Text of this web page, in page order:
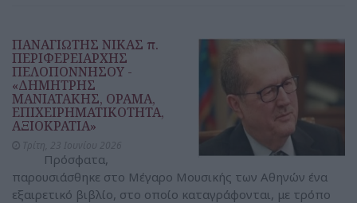
ΠΑΝΑΓΙΩΤΗΣ ΝΙΚΑΣ π.
ΠΕΡΙΦΕΡΕΙΑΡΧΗΣ
ΠΕΛΟΠΟΝΝΗΣΟΥ -
«ΔΗΜΗΤΡΗΣ
ΜΑΝΙΑΤΑΚΗΣ, ΟΡΑΜΑ,
ΕΠΙΧΕΙΡΗΜΑΤΙΚΟΤΗΤΑ,
ΑΞΙΟΚΡΑΤΙΑ»
Πρόσφατα,
παρουσιάσθηκε στο Μέγαρο Μουσικής των Αθηνών ένα
εξαιρετικό βιβλίο, στο οποίο καταγράφονται, με τρόπο